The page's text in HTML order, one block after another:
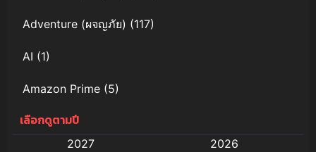
Adventure (ผจญภัย) (117)
AI (1)
Amazon Prime (5)
Anal (ประตูหลัง)
เลือกดูตามปี
2027
2026